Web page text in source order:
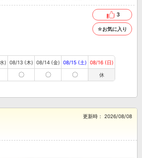
3
☆お気に入り
) 08/13 (木)
〇
08/14 (金)
〇
08/15 (土)
〇
08/16 (日)
休
更新時： 2026/08/08